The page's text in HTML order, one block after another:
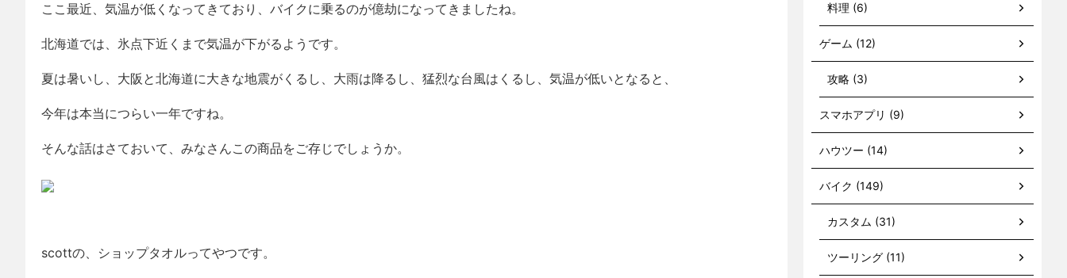
ここ最近、気温が低くなってきており、バイクに乗るのが億劫になってきましたね。
北海道では、氷点下近くまで気温が下がるようです。
夏は暑いし、大阪と北海道に大きな地震がくるし、大雨は降るし、猛烈な台風はくるし、気温が低いとなると、
今年は本当につらい一年ですね。
そんな話はさておいて、みなさんこの商品をご存じでしょうか。
scottの、ショップタオルってやつです。
料理 (6)
ゲーム (12)
攻略 (3)
スマホアプリ (9)
ハウツー (14)
バイク (149)
カスタム (31)
ツーリング (11)